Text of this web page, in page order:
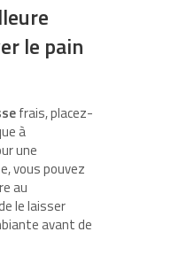
le pain
frais, placez-
à
une
vous pouvez
au
le laisser
avant de